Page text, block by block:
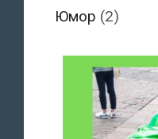
Юмор (2)